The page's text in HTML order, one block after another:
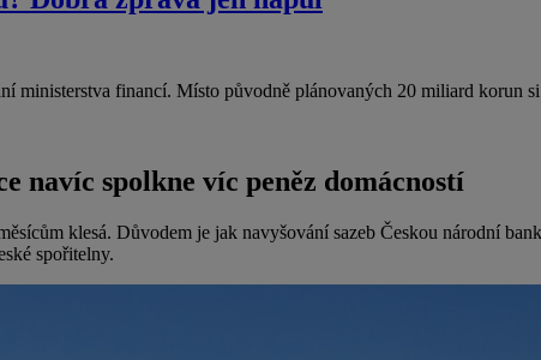
ministerstva financí. Místo původně plánovaných 20 miliard korun
navíc spolkne víc peněz domácností
klesá. Důvodem je jak navyšování sazeb Českou národní
spořitelny.